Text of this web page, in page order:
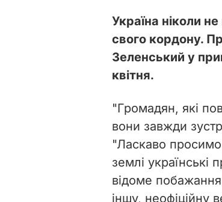
Україна ніколи
свого кордону.
Зеленський у
квітня.
"Громадян, які
вони завжди
"Ласкаво
землі українські
відоме
іншу, неофіційну